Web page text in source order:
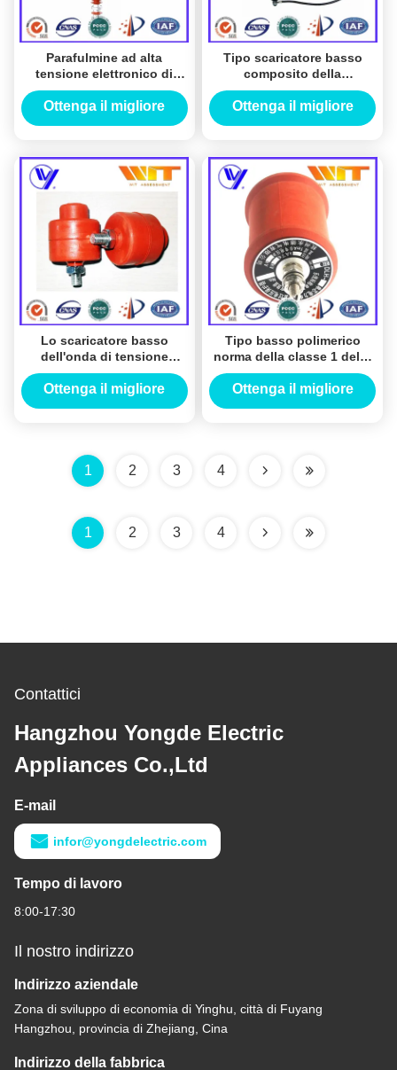
Parafulmine ad alta
tensione elettronico di
ZnO 60 ~ grande capacità
di flusso 444KV
Ottenga il migliore
Tipo scaricatore basso
composito della
sottostazione 36KV
dell'onda di tensione della
Ottenga il migliore
Lo scaricatore basso
dell'onda di tensione
dell'ossido di zinco 10KV
con il distacco del KEMA
Ottenga il migliore
Tipo basso polimerico
norma della classe 1 dello
scaricatore dell'onda di
tensione di 10KV ZnO di
Ottenga il migliore
1 2 3 4
1 2 3 4
Contattici
Hangzhou Yongde Electric
Appliances Co.,Ltd
E-mail
infor@yongdelectric.com
Tempo di lavoro
8:00-17:30
Il nostro indirizzo
Indirizzo aziendale
Zona di sviluppo di economia di Yinghu, città di Fuyang
Hangzhou, provincia di Zhejiang, Cina
Indirizzo della fabbrica